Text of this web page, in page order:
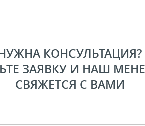
КОНСУЛЬТАЦИЯ?
ЗАЯВКУ И НАШ
СВЯЖЕТСЯ С ВАМИ